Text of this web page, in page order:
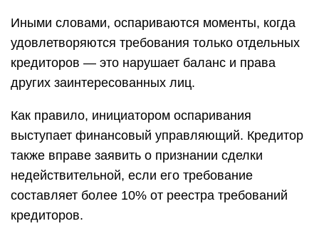
Иными словами, оспариваются моменты, когда
удовлетворяются требования только отдельных
кредиторов — это нарушает баланс и права
других заинтересованных лиц.
Как правило, инициатором оспаривания
выступает финансовый управляющий. Кредитор
также вправе заявить о признании сделки
недействительной, если его требование
составляет более 10% от реестра требований
кредиторов.